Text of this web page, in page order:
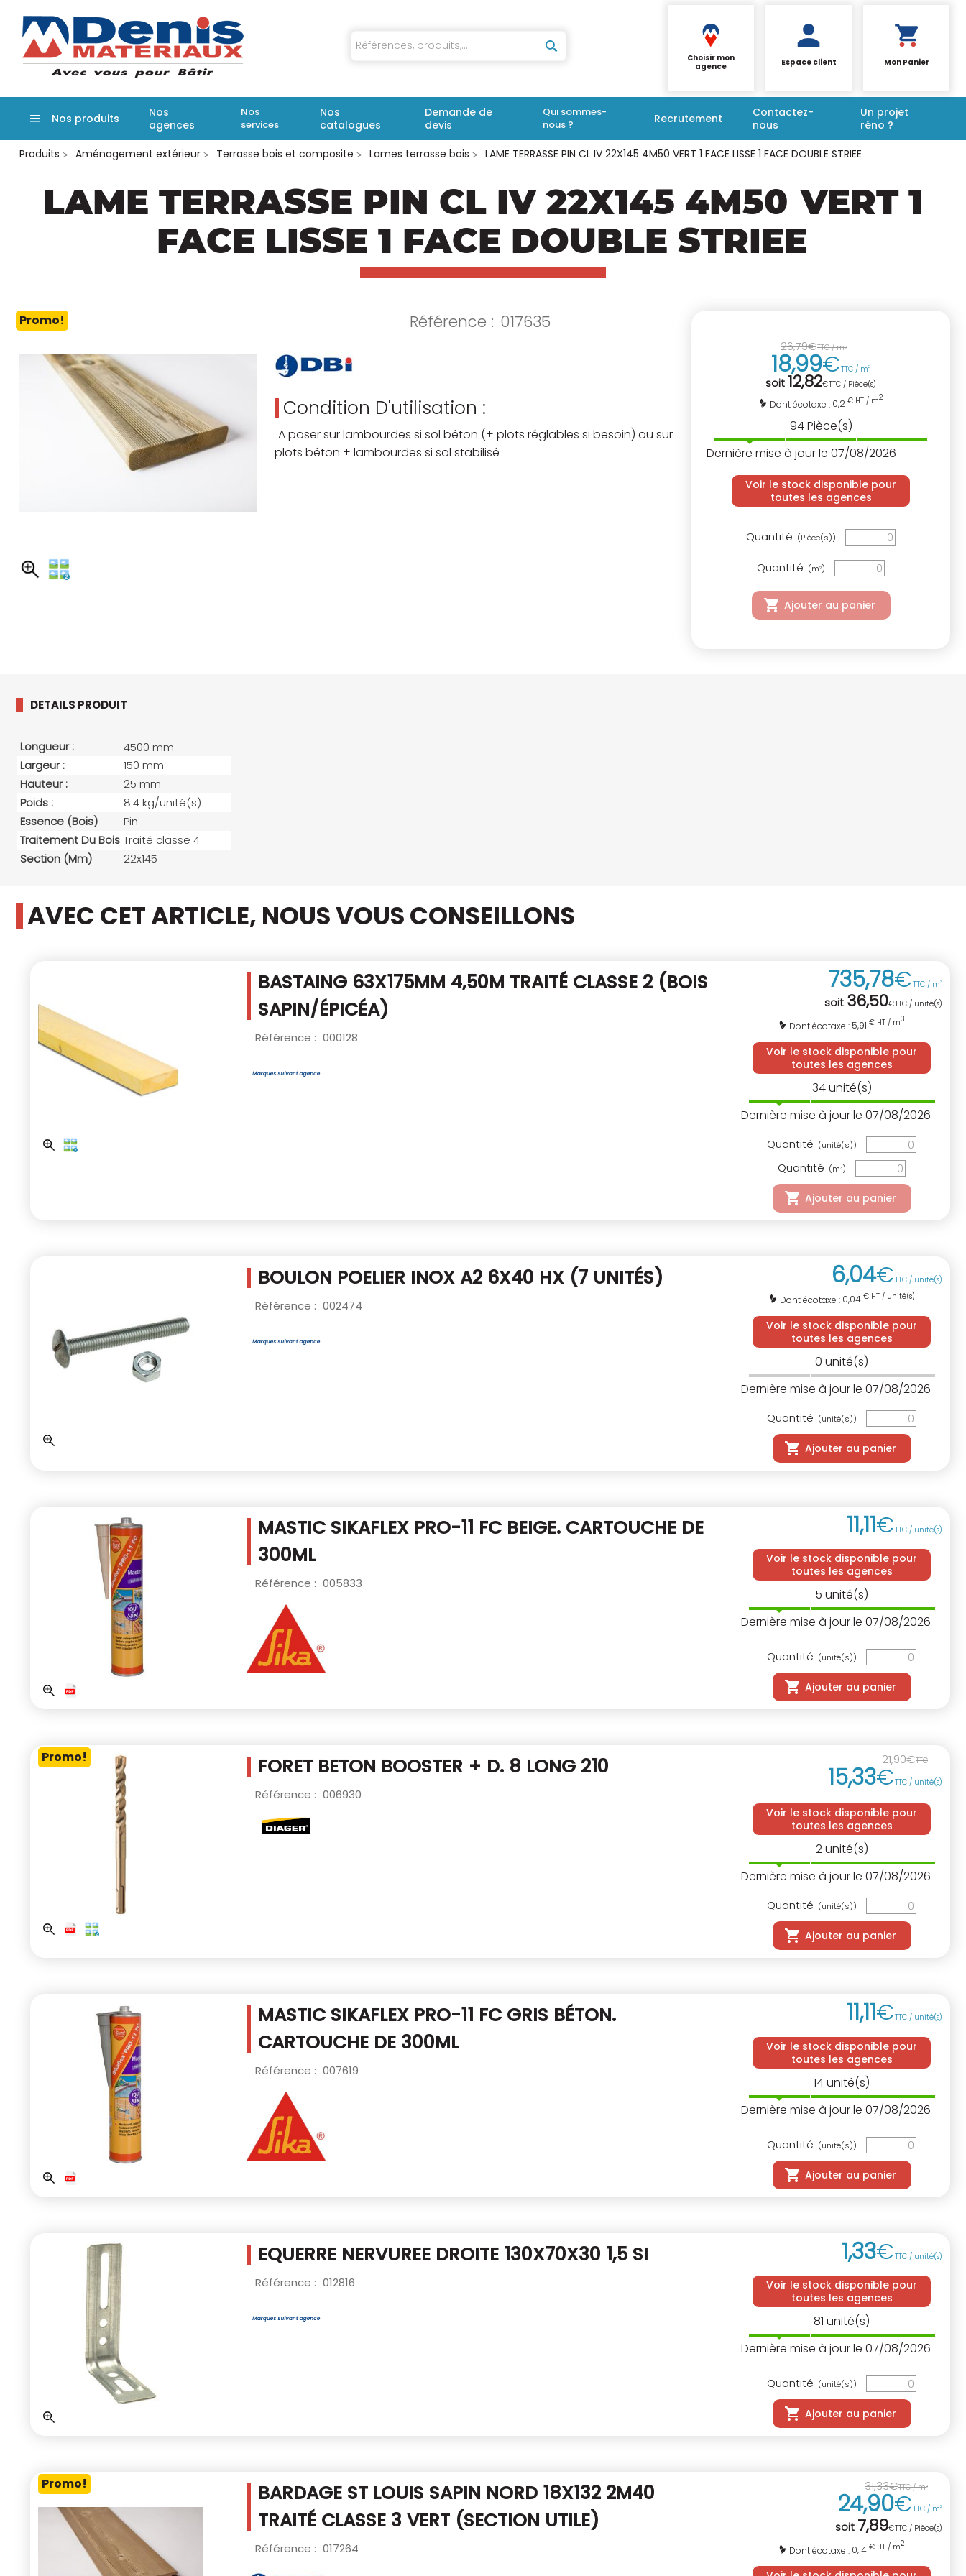
Aller
principal
Choisir mon
agence
Espace client Mon Panier
Nos produits
Nos
agences
Nos
services
Nos
catalogues
Demande de
devis
Qui sommes-
nous ?
Recrutement
Contactez-
nous
Un projet
réno ?
Produits
Aménagement extérieur Terrasse bois et composite Lames terrasse bois LAME TERRASSE PIN CL IV 22X145 4M50 VERT 1 FACE LISSE 1 FACE DOUBLE STRIEE
LAME TERRASSE PIN CL IV 22X145 4M50 VERT 1
FACE LISSE 1 FACE DOUBLE STRIEE
Promo! Référence : 017635
Condition D'utilisation :
A poser sur lambourdes si sol béton (+ plots réglables si besoin) ou sur
plots béton + lambourdes si sol stabilisé
26,79€TTC / m2
18,99€TTC / m2
soit12,82€TTC / Pièce(s)
Dont écotaxe : 0,2 € HT / m2
94Pièce(s)
Dernière mise à jour le 07/08/2026
Voir le stock disponible pour
toutes les agences
Quantité (Pièce(s))
Quantité (m2)
Ajouter au panier
DETAILS PRODUIT
Longueur :
4500 mm
Largeur :
150 mm
Hauteur :
25 mm
Poids :
8.4 kg/unité(s)
Essence (bois)
Pin
Traitement Du Bois Traité classe 4
Section (mm)
22x145
AVEC CET ARTICLE, NOUS VOUS CONSEILLONS
BASTAING 63X175MM 4,50M TRAITÉ CLASSE 2 (BOIS
SAPIN/ÉPICÉA)
Référence : 000128
735,78€TTC / m3
soit 36,50€TTC / unité(s)
Dont écotaxe : 5,91 € HT / m3
Voir le stock disponible pour
toutes les agences
34unité(s)
Dernière mise à jour le 07/08/2026
Quantité (unité(s))
Quantité (m3)
Ajouter au panier
BOULON POELIER INOX A2 6X40 HX (7 UNITÉS)
Référence : 002474
6,04€TTC / unité(s)
Dont écotaxe : 0,04 € HT / unité(s)
Voir le stock disponible pour
toutes les agences
0 unité(s)
Dernière mise à jour le 07/08/2026
Quantité (unité(s))
Ajouter au panier
MASTIC SIKAFLEX PRO-11 FC BEIGE. CARTOUCHE DE
300ML
Référence : 005833
11,11€TTC / unité(s)
Voir le stock disponible pour
toutes les agences
5 unité(s)
Dernière mise à jour le 07/08/2026
Quantité (unité(s))
Ajouter au panier
Promo! FORET BETON BOOSTER + D. 8 LONG 210
Référence : 006930
21,90€TTC
15,33€TTC / unité(s)
Voir le stock disponible pour
toutes les agences
2unité(s)
Dernière mise à jour le 07/08/2026
Quantité (unité(s))
Ajouter au panier
MASTIC SIKAFLEX PRO-11 FC GRIS BÉTON.
CARTOUCHE DE 300ML
Référence : 007619
11,11€TTC / unité(s)
Voir le stock disponible pour
toutes les agences
14unité(s)
Dernière mise à jour le 07/08/2026
Quantité (unité(s))
Ajouter au panier
EQUERRE NERVUREE DROITE 130X70X30 1,5 SI
Référence : 012816
1,33€TTC / unité(s)
Voir le stock disponible pour
toutes les agences
81 unité(s)
Dernière mise à jour le 07/08/2026
Quantité (unité(s))
Ajouter au panier
Promo!
BARDAGE ST LOUIS SAPIN NORD 18X132 2M40
TRAITÉ CLASSE 3 VERT (SECTION UTILE)
Référence : 017264
31,33€TTC / m2
24,90€TTC / m2
soit 7,89€TTC / Pièce(s)
Dont écotaxe : 0,14 € HT / m2